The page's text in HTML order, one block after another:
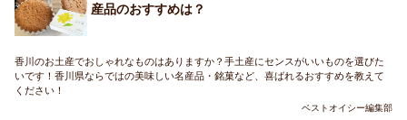
産品のおすすめは？
香川のお土産でおしゃれなものはありますか？手土産にセンスがいいものを選びた
いです！香川県ならではの美味しい名産品・銘菓など、喜ばれるおすすめを教えて
ください！
ベストオイシー編集部